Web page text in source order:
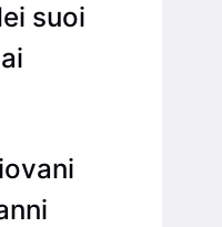
suoi